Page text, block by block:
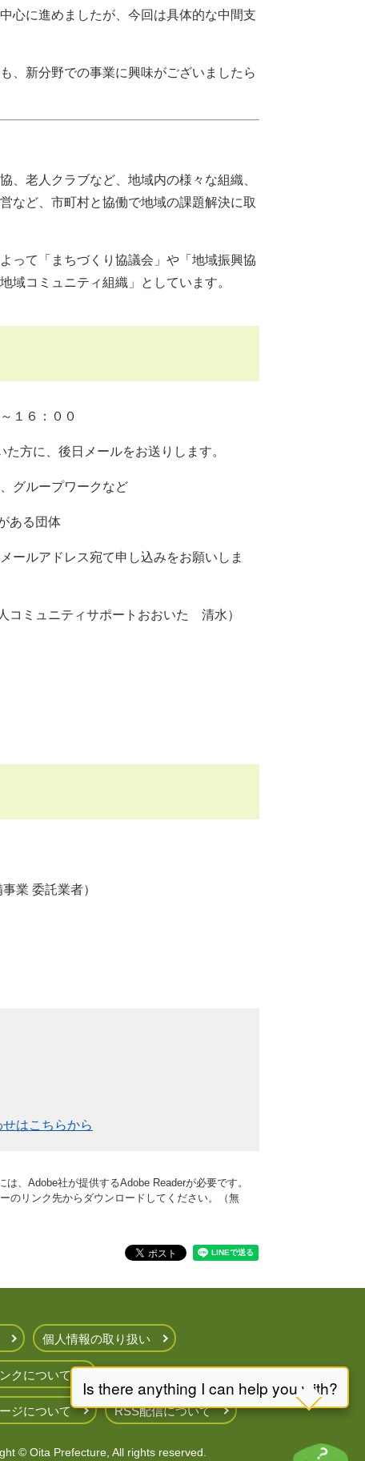
心に進めましたが、今回は具体的な中間支
、新分野での事業に興味がございましたら
老人クラブなど、地域内の様々な組織、
など、市町村と協働で地域の課題解決に取
って「まちづくり協議会」や「地域振興協
域コミュニティ組織」としています。
６：００
、後日メールをお送りします。
ループワークなど
ある団体
ルアドレス宛て申し込みをお願いしま
ニティサポートおおいた 清水）
業 委託業者）
はこちらから
、Adobe社が提供するAdobe Readerが必要です。
のリンク先からダウンロードしてください。（無
個人情報の取り扱い
クについて
ジについて RSS配信について
© Oita Prefecture, All rights reserved.